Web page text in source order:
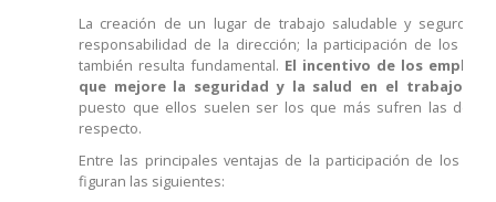
La creación de un lugar de trabajo saludable y seguro
responsabilidad de la dirección; la participación de los
también resulta fundamental. El incentivo de los
que mejore la seguridad y la salud en el trabajo es
puesto que ellos suelen ser los que más sufren las
respecto.
Entre las principales ventajas de la participación de los
figuran las siguientes: